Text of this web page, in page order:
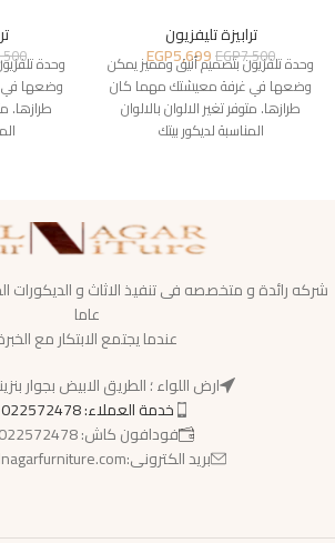
ترابيزة تليفزيون
EGP7,500
EGP5,699
وحدة تلفزيون بتصميم أنيق ومميز يمكن
وضعها في غرفة معيشتك مهما كان
طرازها. متوفر تغير الالوان بالالوان
المناسبة لديكور بيتك
وحدة
وضعها
طرازها.
عاما
عندما يجتمع الابتكار مع
ارض اللواء ؛ الطريق الابيض بجوار
خدمة العملاء: 01022572478
فودافون كاش: 01022572478
بريد الكترونى:info@elnagarfurniture.com